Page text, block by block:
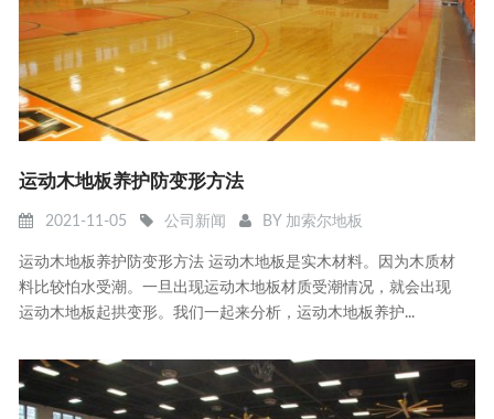
运动木地板养护防变形方法
2021-11-05 公司新闻 BY 加索尔地板
运动木地板养护防变形方法 运动木地板是实木材料。因为木质材
料比较怕水受潮。一旦出现运动木地板材质受潮情况，就会出现
运动木地板起拱变形。我们一起来分析，运动木地板养护...